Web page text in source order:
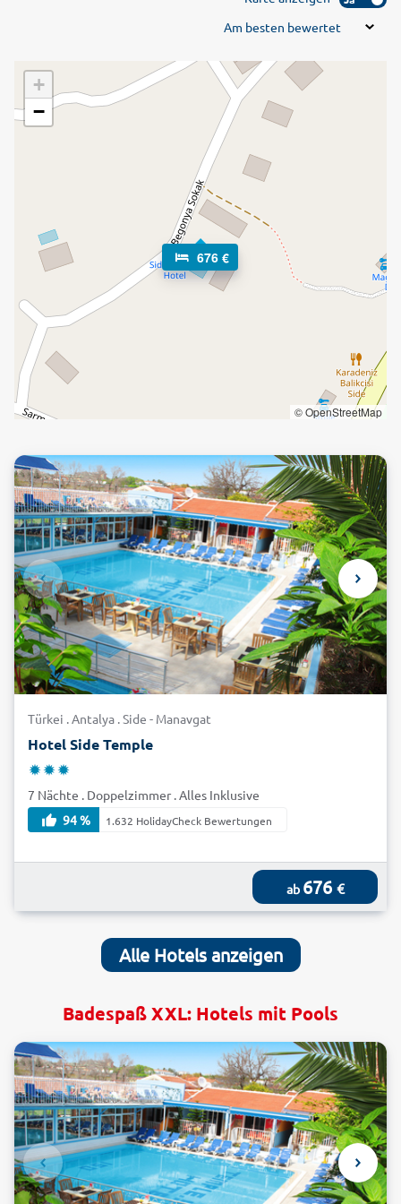
Am besten bewertet
676 €
+
−
© OpenStreetMap
Türkei . Antalya . Side - Manavgat
Hotel Side Temple
7 Nächte . Doppelzimmer . Alles Inklusive
94 %
1.632 HolidayCheck Bewertungen
ab 676 €
Alle Hotels anzeigen
Badespaß XXL: Hotels mit Pools